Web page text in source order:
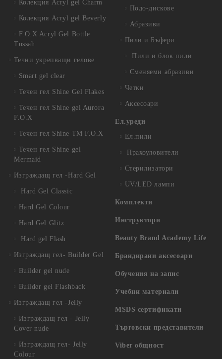
Колекция Acryl gel Charm
Колекция Acryl gel Beverly
F.O.X Acryl Gel Bottle
Tussah
Течни укрепващи гелове
Smart gel clear
Течен гел Shine Gel Flakes
Течен гел Shine gel Aurora
F.O.X
Течен гел Shine TM F.O.X
Течен гел Shine gel
Mermaid
Изграждащ гел -Hard Gel
Hard Gel Classic
Hard Gel Colour
Hard Gel Glitz
Hard gel Flash
Изграждащ гел- Builder Gel
Builder gel nude
Builder gel Flashback
Изграждащ гел -Jelly
Изграждащ гел - Jelly
Cover nude
Изграждащ гел- Jelly
Colour
Подо-дискове
Абразиви
Пили и Бъфери
Пили и блок пили
Сменяеми абразиви
Четки
Аксесоари
Ел.уреди
Ел.пили
Прахоуловители
Стерилизатори
UV/LED лампи
Комплекти
Инструктори
Beauty Brand Academy Life
Брандирани аксесоари
Обучения на запис
Учебни материали
MSDS сертификати
Търговски представители
Viber общност